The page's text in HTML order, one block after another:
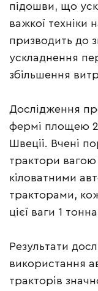
підошви, що
важкої техніки
призводить до
ускладнення
збільшення
Дослідження
фермі площею
Швеції. Вчені
трактори вагою
кіловатними
тракторами,
цієї ваги 1
Результати
використання
тракторів